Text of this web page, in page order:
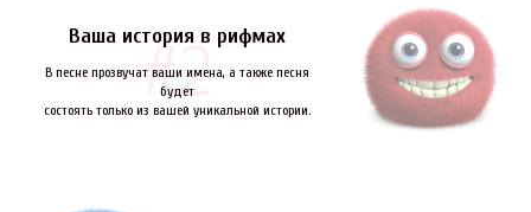
Ваша история в рифмах
В песне прозвучат ваши имена, а также песня
будет
состоять только из вашей уникальной истории.